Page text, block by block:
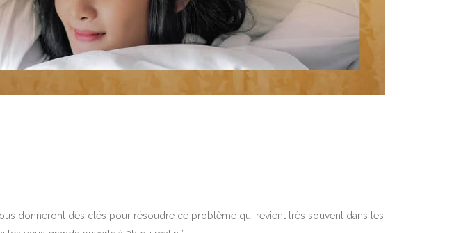
donneront des clés pour résoudre ce problème qui revient très souvent dans les